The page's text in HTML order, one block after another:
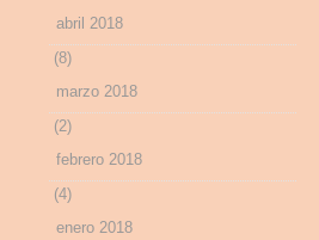
abril 2018
(8)
marzo 2018
(2)
febrero 2018
(4)
enero 2018